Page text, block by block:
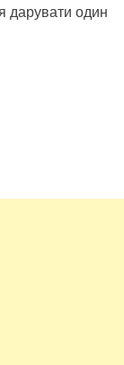
дарувати один